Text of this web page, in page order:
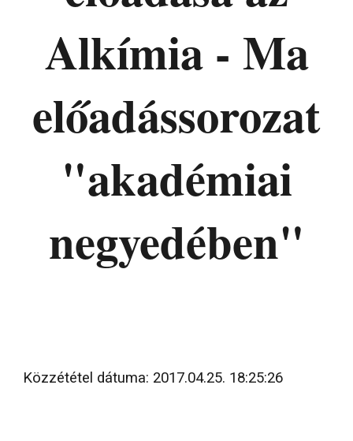
Alkímia - Ma
előadássorozat
"akadémiai
negyedében"
Közzététel dátuma: 2017.04.25. 18:25:26